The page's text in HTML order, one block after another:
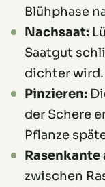
Blühphase
Nachsaat:
Saatgut
dichter wird.
Pinzieren:
der Schere
Pflanze
Rasenkante
zwischen